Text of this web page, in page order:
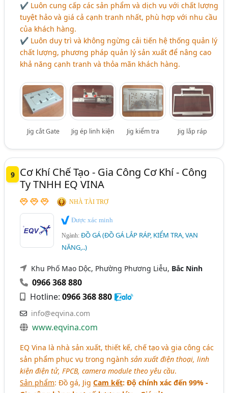
✔ Luôn cung cấp các sản phẩm và dịch vụ với chất lượng
tuyệt hảo và giá cả cạnh tranh nhất, phù hợp với nhu cầu
của khách hàng.
✔ Luôn duy trì và không ngừng cải tiến hệ thống quản lý
chất lượng, phương pháp quản lý sản xuất để nâng cao
khả năng cạnh tranh và thỏa mãn khách hàng.
Jig cắt Gate Jig ép linh kiện Jig kiểm tra Jig lắp ráp
9
Cơ Khí Chế Tạo - Gia Công Cơ Khí - Công
Ty TNHH EQ VINA
NHÀ TÀI TRỢ
Được xác minh
Ngành:ĐỒ GÁ (ĐỒ GÁ LẮP RÁP, KIỂM TRA, VẠN
NĂNG,..)
Khu Phố Mao Dộc, Phường Phương Liễu, Bắc Ninh
0966 368 880
Hotline:0966 368 880
info@eqvina.com
www.eqvina.com
EQ Vina là nhà sản xuất, thiết kế, chế tạo và gia công các
sản phẩm phục vụ trong ngànhsản xuất điện thoại, linh
kiện điện tử, FPCB, camera module theo yêu cầu.
Sản phẩm: Đồ gá, JigCam kết: Độ chính xác đến 99% -